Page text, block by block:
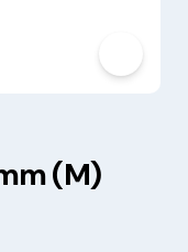
(M)